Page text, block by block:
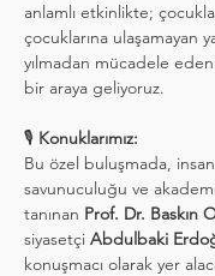
anlamlı etkinlikte;
çocuklarına ulaşamayan
yılmadan mücadele
bir araya geliyoruz.
🎙 Konuklarımız:
Bu özel buluşmada, insan
savunuculuğu ve
tanınan Prof. Dr. Baskın
siyasetçi Abdulbaki
konuşmacı olarak yer